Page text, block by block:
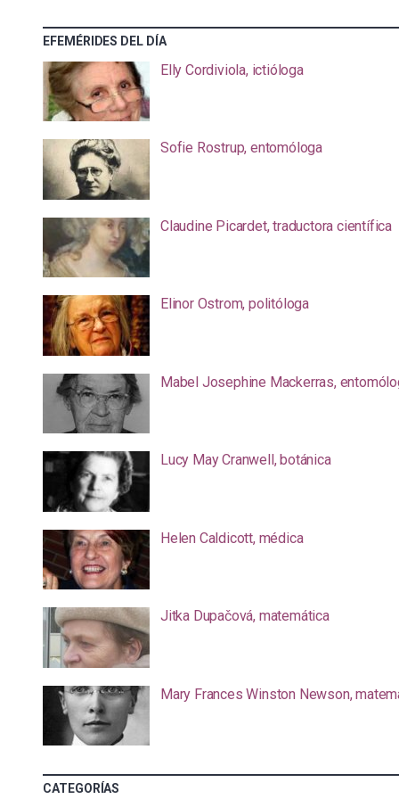
EFEMÉRIDES DEL DÍA
Elly Cordiviola, ictióloga
Sofie Rostrup, entomóloga
Claudine Picardet, traductora científica
Elinor Ostrom, politóloga
Mabel Josephine Mackerras,
Lucy May Cranwell, botánica
Helen Caldicott, médica
Jitka Dupačová, matemática
Mary Frances Winston Newson,
CATEGORÍAS